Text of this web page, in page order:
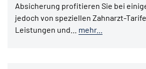
Absicherung profitieren Sie bei
jedoch von speziellen Zahnarzt-
Leistungen und… mehr...